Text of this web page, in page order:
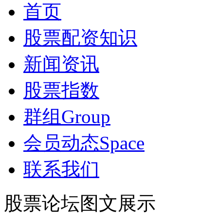
首页
股票配资知识
新闻资讯
股票指数
群组 Group
会员动态Space
联系我们
股票论坛图文展示